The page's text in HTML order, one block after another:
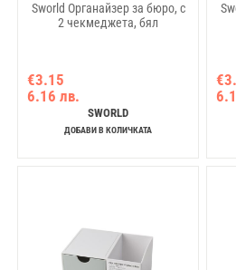
Sworld Органайзер за бюро, с
2 чекмеджета, бял
€3.15
6.16 лв.
SWORLD
ДОБАВИ В КОЛИЧКАТА